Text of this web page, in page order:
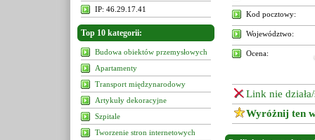
IP: 46.29.17.41
Top 10 kategorii:
Budowa obiektów przemysłowych
Apartamenty
Transport międzynarodowy
Artykuły dekoracyjne
Szpitale
Tworzenie stron internetowych
Kod pocztowy:
Województwo:
Ocena:
Link nie
Wyróżnij ten